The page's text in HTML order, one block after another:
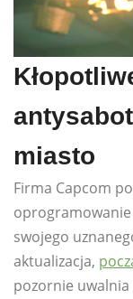
miasto
Firma Capcom
oprogramowanie
swojego
aktualizacja,
pozornie